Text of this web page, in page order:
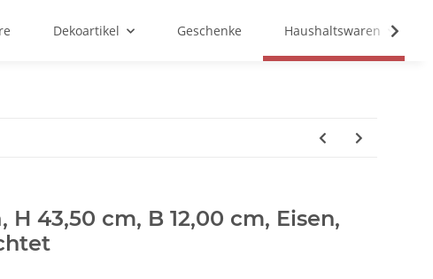
Dekoartikel Geschenke Haushaltswaren
H 43,50 cm, B 12,00 cm, Eisen,